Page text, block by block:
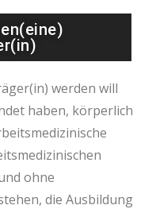
werden will
haben, körperlich
ohne
die Ausbildung